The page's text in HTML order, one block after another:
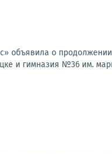
объявила о
и гимназия №36 им.